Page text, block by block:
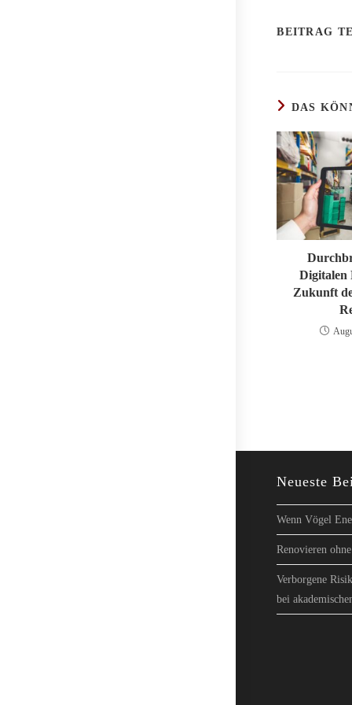
BEITRAG
DAS
Digitalen
Zukunft
Neueste
Wenn Vögel
Renovieren
Verborgene
bei